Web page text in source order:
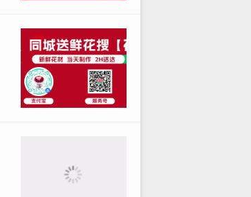
超时未送达，通过AP
束需每日换水。